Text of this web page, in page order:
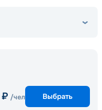
₽ /чел Выбрать